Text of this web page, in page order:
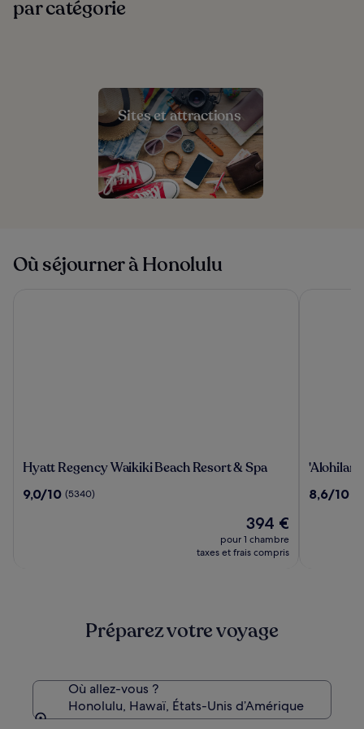
par catégorie
Sites et attractions
Où séjourner à Honolulu
Hyatt
Waikiki
Hyatt Regency Waikiki Beach Resort & Spa
9.0
9,0/10 (5340)
Le
nouveau
prix
394 €
pour 1 chambre
taxes et frais compris
'Alohilani
Waikiki
'Alohilani
8.6
8,6/10
Préparez votre voyage
Où allez-vous ?
Honolulu, Hawaï, États-Unis d’Amérique